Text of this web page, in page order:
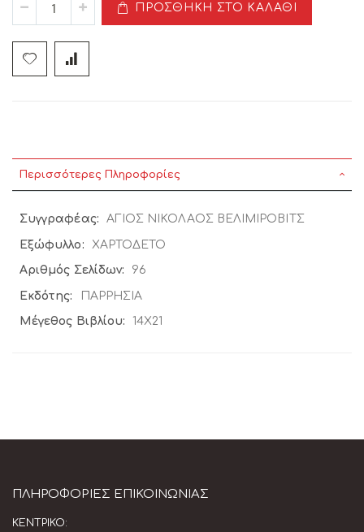
ΠΡΟΣΘΉΚΗ ΣΤΟ ΚΑΛΆΘΙ
Περισσότερες Πληροφορίες
Περισσότερες
Πληροφορίες
ΑΓΙΟΣ ΝΙΚΟΛΑΟΣ ΒΕΛΙΜΙΡΟΒΙΤΣ
ΧΑΡΤΟΔΕΤΟ
96
ΠΑΡΡΗΣΙΑ
14Χ21
ΠΛΗΡΟΦΟΡΊΕΣ ΕΠΙΚΟΙΝΩΝΊΑΣ
ΚΕΝΤΡΙΚΌ: